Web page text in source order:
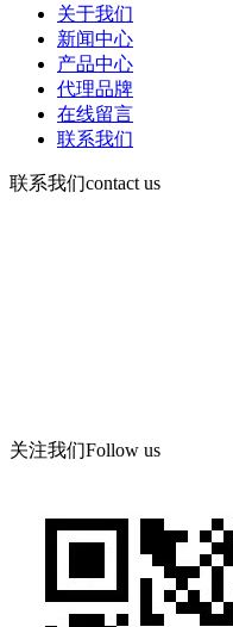
关于我们
新闻中心
产品中心
代理品牌
在线留言
联系我们
联系我们contact us
关注我们Follow us